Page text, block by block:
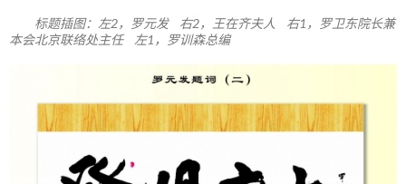
标题插图：左2，罗元发 右2，王在齐夫人 右1，罗卫东院长兼
本会北京联络处主任 左1，罗训森总编